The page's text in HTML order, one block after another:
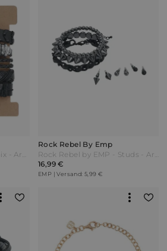
RED by EMP - Sternenmix - Armband-Set - schwarz - EMP Exklusiv!
Rock Rebel By Emp
Rock Rebel by EMP - Studs - Armband-Set - schwarz - EMP Exklusiv!
16,99 €
EMP | Versand: 5,99 €